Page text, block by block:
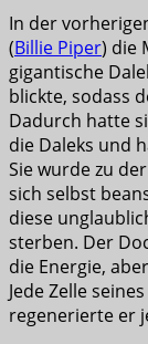
In der
(Billie Piper) die
gigantische
blickte, sodass
Dadurch hatte
die Daleks und
Sie wurde zu
sich selbst
diese
sterben. Der
die Energie,
Jede Zelle
regenerierte er